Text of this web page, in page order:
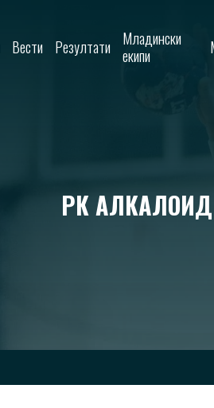
Вести Резултати
Младински
екипи
РК АЛКАЛОИД